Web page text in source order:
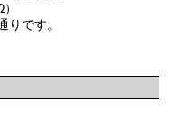
りです。